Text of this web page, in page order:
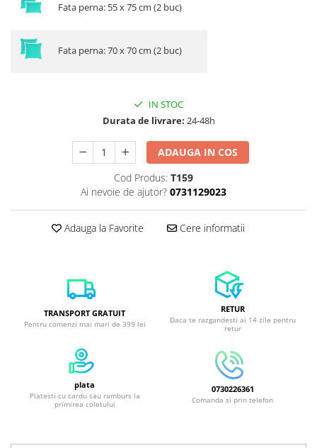
Fata perna: 55 x 75 cm (2 buc)
Fata perna: 70 x 70 cm (2 buc)
IN STOC
Durata de livrare: 24-48h
ADAUGA IN COS
Cod Produs: T159
Ai nevoie de ajutor? 0731129023
Adauga la Favorite Cere informatii
TRANSPORT GRATUIT
Pentru comenzi mai mari de 399 lei
RETUR
Daca te razgandesti ai 14 zile pentru
retur
plata
Platesti cu cardu sau ramburs la
primirea coletului
0730226361
Comanda si prin telefon